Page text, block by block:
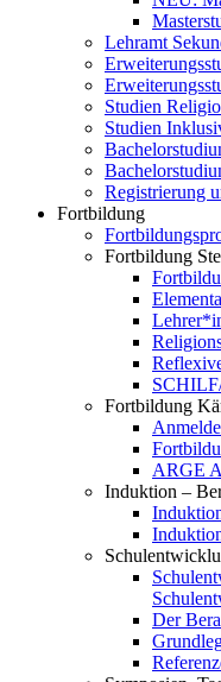
Lehramt
Studien
Studien
Registrierung
Fortbildung
Fortbildung
Fortbildung
ARGE
Induktion –
Der